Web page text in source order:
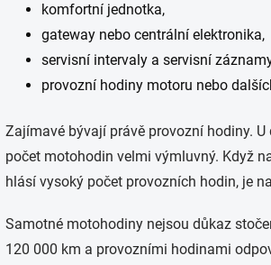
komfortní jednotka,
gateway nebo centrální elektronika,
servisní intervaly a servisní
provozní hodiny motoru nebo
Zajímavé bývají právě provozní hodiny.
počet motohodin velmi výmluvný. Když
hlásí vysoký počet provozních hodin, je
Samotné motohodiny nejsou důkaz
120 000 km a provozními hodinami